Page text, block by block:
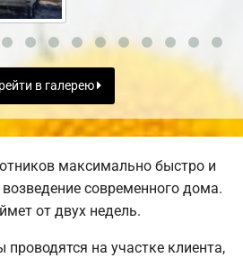
в галерею
максимально быстро и
современного дома.
от двух недель.
на участке клиента,